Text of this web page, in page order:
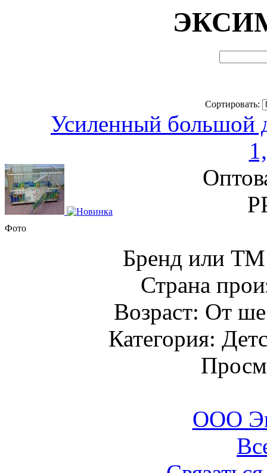
Сортировать:
Усиленный большой
Фото
Бренд или
Страна
Возраст: От
Категория:
ООО